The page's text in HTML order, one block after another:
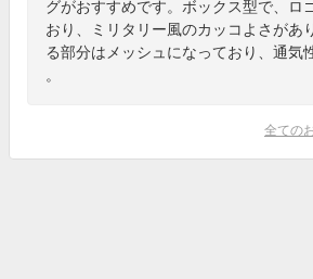
グがおすすめです。ボックス型で、ロ
おり、ミリタリー風のカッコよさがあ
る部分はメッシュになっており、通気
。
全ての